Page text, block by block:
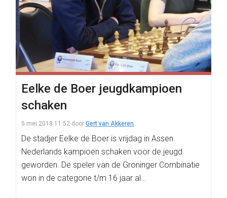
Eelke de Boer jeugdkampioen
schaken
5 mei 2018 11:52 door Gert van Akkeren
De stadjer Eelke de Boer is vrijdag in Assen
Nederlands kampioen schaken voor de jeugd
geworden. De speler van de Groninger Combinatie
won in de categorie t/m 16 jaar al…